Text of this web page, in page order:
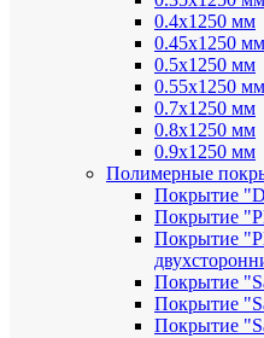
0.4х1250 мм
0.45х1250 мм
0.5х1250 мм
0.55х1250 мм
0.7х1250 мм
0.8х1250 мм
0.9х1250 мм
Полимерные
Покрытие
Покрытие
Покрытие
Покрытие
Покрытие
Покрытие